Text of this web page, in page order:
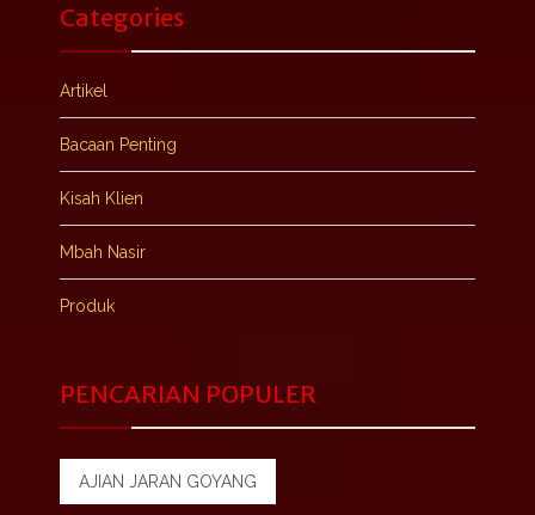
Categories
Artikel
Bacaan Penting
Kisah Klien
Mbah Nasir
Produk
PENCARIAN POPULER
AJIAN JARAN GOYANG